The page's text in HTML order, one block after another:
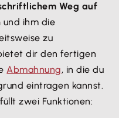
Weg auf
und ihm die
zu
dir den fertigen
Abmahnung, in die du
eintragen kannst.
zwei Funktionen: